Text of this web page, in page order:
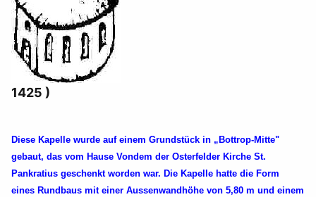
1425 )
Diese Kapelle wurde auf einem Grundstück in „Bottrop-Mitte"
gebaut, das vom Hause Vondem der Osterfelder Kirche St.
Pankratius geschenkt worden war. Die Kapelle hatte die Form
eines Rundbaus mit einer Aussenwandhöhe von 5,80 m und einem